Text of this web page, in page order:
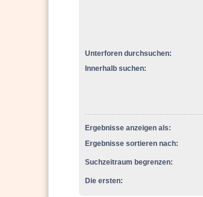
Unterforen durchsuchen:
Innerhalb suchen:
Ergebnisse anzeigen als:
Ergebnisse sortieren nach:
Suchzeitraum begrenzen:
Die ersten: